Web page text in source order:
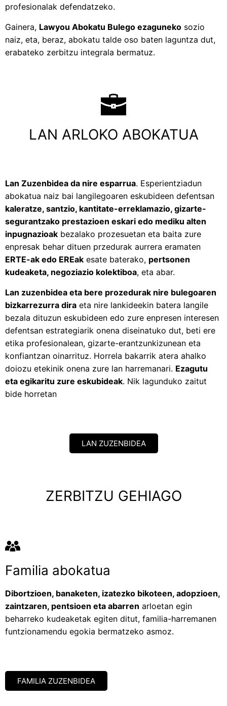
profesionalak defendatzeko.
Gainera, Lawyou Abokatu Bulego ezaguneko sozio
naiz, eta, beraz, abokatu talde oso baten laguntza dut,
erabateko zerbitzu integrala bermatuz.
LAN ARLOKO ABOKATUA
Lan Zuzenbidea da nire esparrua. Esperientziadun
abokatua naiz bai langilegoaren eskubideen defentsan
kaleratze, santzio, kantitate-erreklamazio, gizarte-
segurantzako prestazioen eskari edo mediku alten
inpugnazioak bezalako prozesuetan eta baita zure
enpresak behar dituen przedurak aurrera eramaten
ERTE-ak edo EREak esate baterako, pertsonen
kudeaketa, negoziazio kolektiboa, eta abar.
Lan zuzenbidea eta bere prozedurak nire bulegoaren
bizkarrezurra dira eta nire lankideekin batera langile
bezala dituzun eskubideen edo zure enpresen interesen
defentsan estrategiarik onena diseinatuko dut, beti ere
etika profesionalean, gizarte-erantzunkizunean eta
konfiantzan oinarrituz. Horrela bakarrik atera ahalko
doiozu etekinik onena zure lan harremanari. Ezagutu
eta egikaritu zure eskubideak. Nik lagunduko zaitut
bide horretan
LAN ZUZENBIDEA
ZERBITZU GEHIAGO
Familia abokatua
Dibortzioen, banaketen, izatezko bikoteen, adopzioen,
zaintzaren, pentsioen eta abarren arloetan egin
beharreko kudeaketak egiten ditut, familia-harremanen
funtzionamendu egokia bermatzeko asmoz.​
FAMILIA ZUZENBIDEA